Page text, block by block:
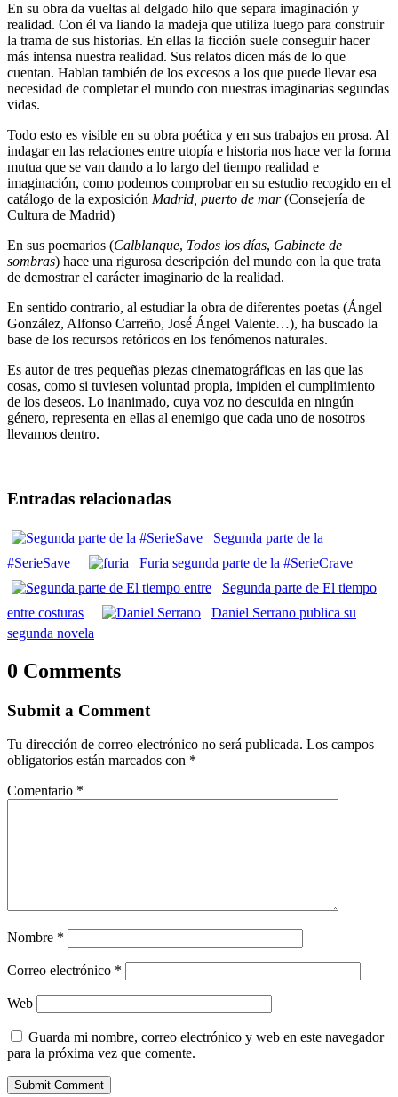
En su obra da vueltas al delgado hilo que separa imaginación y
realidad. Con él va liando la madeja que utiliza luego para construir
la trama de sus historias. En ellas la ficción suele conseguir hacer
más intensa nuestra realidad. Sus relatos dicen más de lo que
cuentan. Hablan también de los excesos a los que puede llevar esa
necesidad de completar el mundo con nuestras imaginarias segundas
vidas.
Todo esto es visible en su obra poética y en sus trabajos en prosa. Al
indagar en las relaciones entre utopía e historia nos hace ver la forma
mutua que se van dando a lo largo del tiempo realidad e
imaginación, como podemos comprobar en su estudio recogido en el
catálogo de la exposición Madrid, puerto de mar(Consejería de
Cultura de Madrid)
En sus poemarios (Calblanque, Todos los días, Gabinete de
sombras) hace una rigurosa descripción del mundo con la que trata
de demostrar el carácter imaginario de la realidad.
En sentido contrario, al estudiar la obra de diferentes poetas (Ángel
González, Alfonso Carreño, José́ Ángel Valente…), ha buscado la
base de los recursos retóricos en los fenómenos naturales.
Es autor de tres pequeñas piezas cinematográficas en las que las
cosas, como si tuviesen voluntad propia, impiden el cumplimiento
de los deseos. Lo inanimado, cuya voz no descuida en ningún
género, representa en ellas al enemigo que cada uno de nosotros
llevamos dentro.
Entradas relacionadas
Segunda parte de la
#SerieSave
Furia segunda parte de la #SerieCrave
Segunda parte de El tiempo
entre costuras
Daniel Serrano publica su
segunda novela
0 Comments
Submit a Comment
Tu dirección de correo electrónico no será publicada. Los campos
obligatorios están marcados con *
Comentario *
Nombre *
Correo electrónico *
Web
Guarda mi nombre, correo electrónico y web en este navegador
para la próxima vez que comente.
Submit Comment